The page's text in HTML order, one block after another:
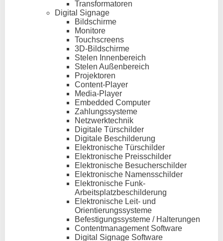
Transformatoren
Digital Signage
Bildschirme
Monitore
Touchscreens
3D-Bildschirme
Stelen Innenbereich
Stelen Außenbereich
Projektoren
Content-Player
Media-Player
Embedded Computer
Zahlungssysteme
Netzwerktechnik
Digitale Türschilder
Digitale Beschilderung
Elektronische Türschilder
Elektronische Preisschilder
Elektronische Besucherschilder
Elektronische Namensschilder
Elektronische Funk-
Arbeitsplatzbeschilderung
Elektronische Leit- und
Orientierungssysteme
Befestigungssysteme / Halterungen
Contentmanagement Software
Digital Signage Software